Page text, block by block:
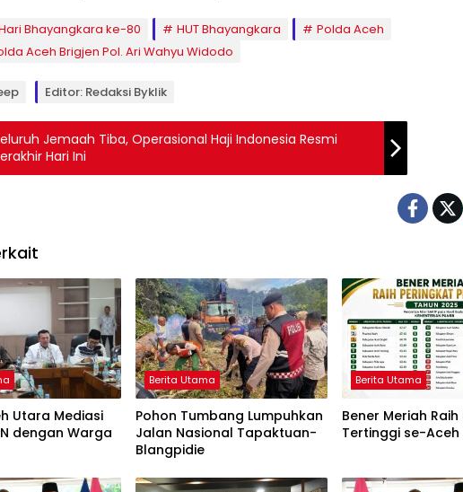
Bhayangkara ke-80 HUT Bhayangkara
Polda Aceh
Aceh Brigjen Pol. Ari Wahyu Widodo
Editor: Redaksi Byklik
Jemaah Tiba, Operasional Haji Indonesia Resmi
Hari Ini
Utara Mediasi
dengan Warga
Berita Utama
Pohon Tumbang Lumpuhkan
Jalan Nasional Tapaktuan-
Blangpidie
Berita Utama
Bener Meriah Raih
Tertinggi se-Aceh